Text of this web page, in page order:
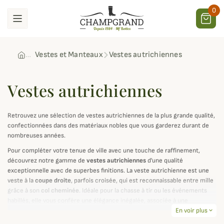
0
Vestes et Manteaux Vestes autrichiennes
Vestes autrichiennes
Retrouvez une sélection de vestes autrichiennes de la plus grande qualité,
confectionnées dans des matériaux nobles que vous garderez durant de
nombreuses années.
Pour compléter votre tenue de ville avec une touche de raffinement,
découvrez notre gamme de vestes autrichiennesd'une qualité
exceptionnelle avec de superbes finitions. La veste autrichienne est une
veste à lacoupe droite, parfois croisée, qui est reconnaissable entre mille
grâce à son col cheminée. Idéale pour la chasse à tir ou les événements
En voir plus expand_more